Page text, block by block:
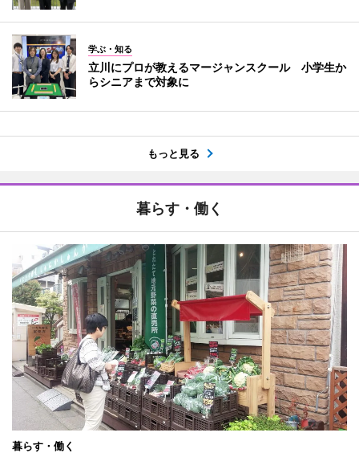
学ぶ・知る
立川にプロが教えるマージャンスクール 小学生か
らシニアまで対象に
もっと見る
暮らす・働く
暮らす・働く